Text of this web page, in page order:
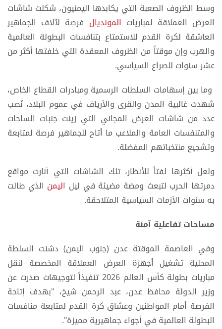
وسط الظروف الصعبة التي يكابدها اليمنيون، شكلت شاشات
العرض العملاقة لمباريات المونديال فرصة لآلاف الجماهير
العاشقة لكرة القدم للاستمتاع بتنافسات البطولة العالمية
والهرب وإن موقتاً من الظروف المعقدة التي خلفتها أكثر من
عشر سنوات للصراع السياسي.
وما بين إسهامات السلطات الرسمية ومبادرات القطاع الخاص،
شهدت غالبية المدن والقرى والأرياف في عموم البلاد، نُصب
عدد من شاشات العرض المجاني التي زينت جنبات الساحات
والمتنفسات العامة والملاعب ما أتاح للجماهير فرصة لمتابعة
وتشجيع منتخباتهم المفضلة.
ولعل أكثرها لفتاً للأنظار، تلك الشاشات التي أنارت مواقع
دمرتها الحرب لتبعث ومضة مضيئة في ليل اليمن الذي طالت
به سنوات الأزمات السياسية المتلاحقة.
مساحات تفاعلية آمنة
وفي العاصمة الموقتة عدن (جنوب اليمن) دشنت السلطة
المحلية تشغيل أجهزة العرض العملاقة المخصصة لنقل
مباريات بطولة كأس العالم 2026 تنفيذاً لتوجيهات صدرت عن
وزير الدولة محافظ عدن، عبد الرحمن شيخ، "بهدف إتاحة
الفرصة أمام المواطنين وعشاق كرة القدم لمتابعة منافسات
البطولة العالمية في أجواء جماهيرية مميزة".